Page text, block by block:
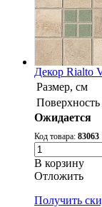
Декор Rialto
Размер, см
Ожидается
Код товара: 83063
В корзину
Oтложить
Получить